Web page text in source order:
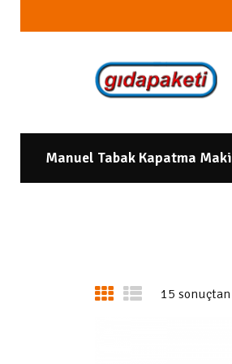
Manuel Tabak Kapatma
15